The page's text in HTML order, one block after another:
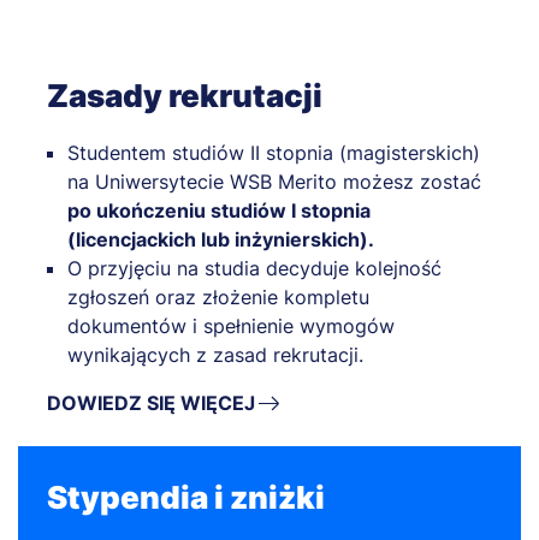
Zasady rekrutacji
Studentem studiów II stopnia (magisterskich)
na Uniwersytecie WSB Merito możesz zostać
po ukończeniu studiów I stopnia
(licencjackich lub inżynierskich).
O przyjęciu na studia decyduje kolejność
zgłoszeń oraz złożenie kompletu
dokumentów i spełnienie wymogów
wynikających z zasad rekrutacji.
DOWIEDZ SIĘ WIĘCEJ
Stypendia i zniżki